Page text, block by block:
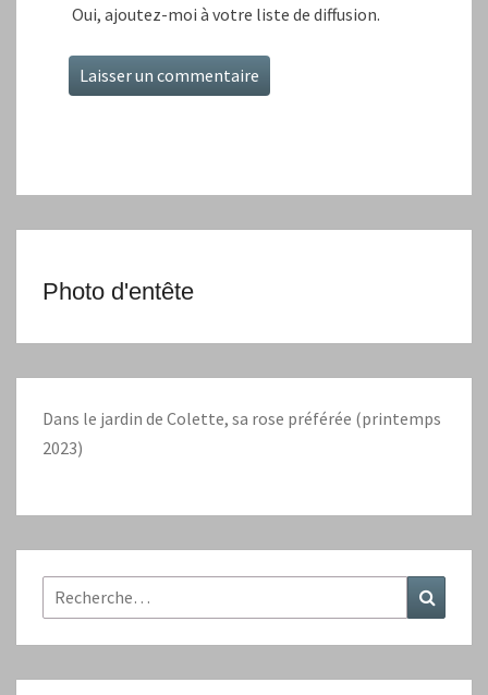
Oui, ajoutez-moi à votre liste de diffusion.
Photo d'entête
Dans le jardin de Colette, sa rose préférée (printemps
2023)
Rechercher :